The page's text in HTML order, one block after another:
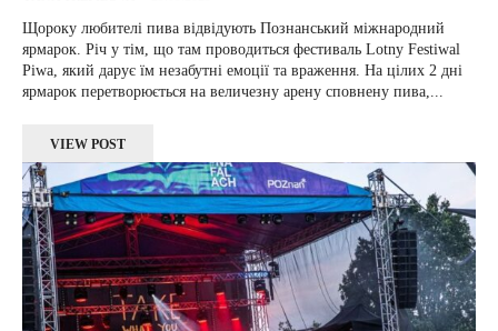
Щороку любителі пива відвідують Познанський міжнародний
ярмарок. Річ у тім, що там проводиться фестиваль Lotny Festiwal
Piwa, який дарує їм незабутні емоції та враження. На цілих 2 дні
ярмарок перетворюється на величезну арену сповнену пива,...
VIEW POST